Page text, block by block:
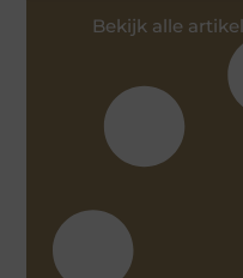
Bekijk alle